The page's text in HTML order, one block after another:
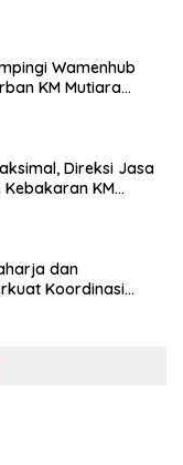
Wamenhub
KM Mutiara
Direksi Jasa
KM
dan
Koordinasi